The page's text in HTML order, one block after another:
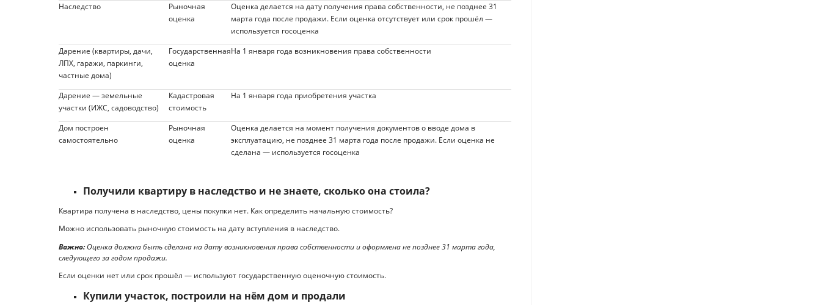
Наследство
Рыночная
оценка
Оценка делается на дату получения права собственности, не позднее 31
марта года после продажи. Если оценка отсутствует или срок прошёл —
используется госоценка
Дарение (квартиры, дачи,
ЛПХ, гаражи, паркинги,
частные дома)
Государственная
оценка
На 1 января года возникновения права собственности
Дарение — земельные
участки (ИЖС, садоводство)
Кадастровая
стоимость
На 1 января года приобретения участка
Дом построен
самостоятельно
Рыночная
оценка
Оценка делается на момент получения документов о вводе дома в
эксплуатацию, не позднее 31 марта года после продажи. Если оценка не
сделана — используется госоценка
Получили квартиру в наследство и не знаете, сколько она стоила?
Квартира получена в наследство, цены покупки нет. Как определить начальную стоимость?
Можно использовать рыночную стоимость на дату вступления в наследство.
Важно:Оценка должна быть сделана на дату возникновения права собственности и оформлена не позднее 31 марта года,
следующего за годом продажи.
Если оценки нет или срок прошёл — используют государственную оценочную стоимость.
Купили участок, построили на нём дом и продали